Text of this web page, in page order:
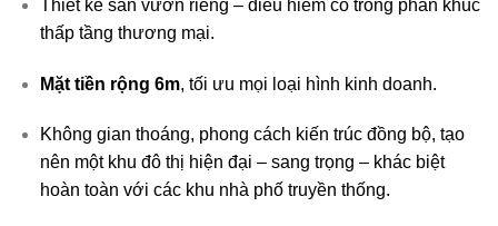
Thiết kế sân vườn riêng – điều hiếm có trong phân khúc
thấp tầng thương mại.
Mặt tiền rộng 6m, tối ưu mọi loại hình kinh doanh.
Không gian thoáng, phong cách kiến trúc đồng bộ, tạo
nên một khu đô thị hiện đại – sang trọng – khác biệt
hoàn toàn với các khu nhà phố truyền thống.